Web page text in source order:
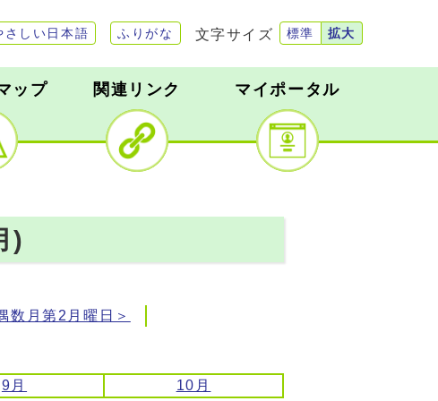
さしい日本語 ふりがな 文字サイズ 標準 拡大
ップ 関連リンク マイポータル
)
数月第2月曜日＞
9月 10月